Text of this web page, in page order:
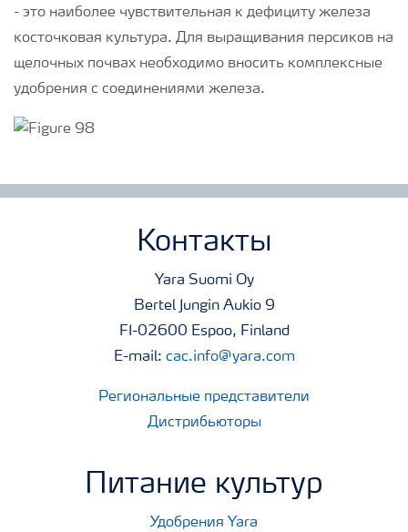
- это наиболее чувствительная к дефициту железа
косточковая культура. Для выращивания персиков на
щелочных почвах необходимо вносить комплексные
удобрения с соединениями железа.
Контакты
Yara Suomi Oy
Bertel Jungin Aukio 9
FI-02600 Espoo, Finland
E-mail: cac.info@yara.com
Региональные представители
Дистрибьюторы
Питание культур
Удобрения Yara